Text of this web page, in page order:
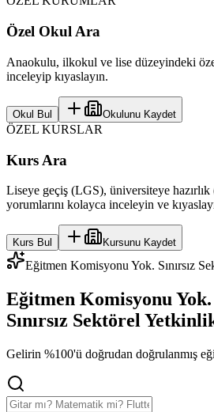
Özel Okul Ara
Anaokulu, ilkokul ve lise düzeyindeki
inceleyip kıyaslayın.
Okul Bul Okulunu Kaydet
ÖZEL KURSLAR
Kurs Ara
Liseye geçiş (LGS), üniversiteye
yorumlarını kolayca inceleyin ve
Kurs Bul Kursunu Kaydet
Eğitmen Komisyonu Yok. Sınırsız
Eğitmen Komisyonu Yok.
Sınırsız Sektörel
Gelirin %100'ü doğrudan doğrulanmış